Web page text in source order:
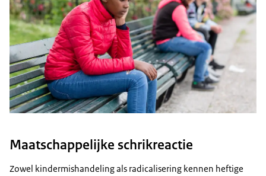
Maatschappelijke schrikreactie
Zowel kindermishandeling als radicalisering kennen heftige